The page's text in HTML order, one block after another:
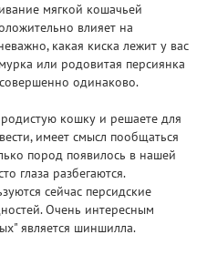
мягкой кошачьей
влияет на
какая киска лежит у вас
или родовитая персиянка
одинаково.
кошку и решаете для
имеет смысл пообщаться
пород появилось в нашей
глаза разбегаются.
сейчас персидские
Очень интересным
является шиншилла.